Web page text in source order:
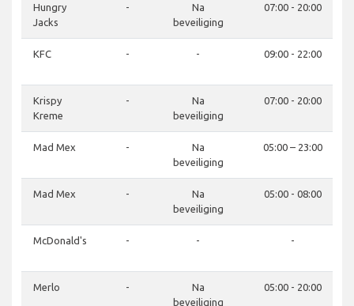
Hungry
Jacks
-
Na
beveiliging
07:00 - 20:00
KFC - - 09:00 - 22:00
Krispy
Kreme
-
Na
beveiliging
07:00 - 20:00
Mad Mex -
Na
beveiliging
05:00 – 23:00
Mad Mex -
Na
beveiliging
05:00 - 08:00
McDonald's - - -
Merlo -
Na
beveiliging
05:00 - 20:00